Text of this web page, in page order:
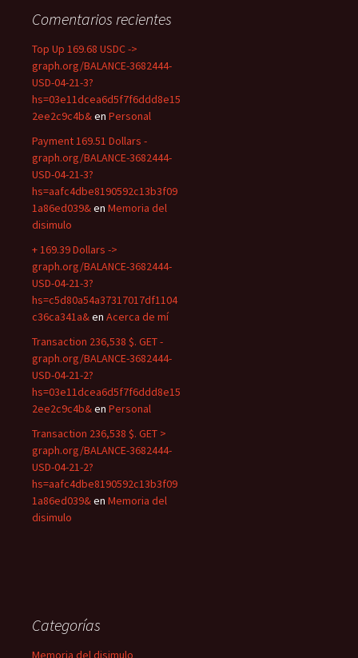
Comentarios recientes
Top Up 169.68 USDC ->
graph.org/BALANCE-3682444-
USD-04-21-3?
hs=03e11dcea6d5f7f6ddd8e15
2ee2c9c4b&en Personal
Payment 169.51 Dollars -
graph.org/BALANCE-3682444-
USD-04-21-3?
hs=aafc4dbe8190592c13b3f09
1a86ed039&en Memoria del
disimulo
+ 169.39 Dollars ->
graph.org/BALANCE-3682444-
USD-04-21-3?
hs=c5d80a54a37317017df1104
c36ca341a&en Acerca de mí
Transaction 236,538 $. GET -
graph.org/BALANCE-3682444-
USD-04-21-2?
hs=03e11dcea6d5f7f6ddd8e15
2ee2c9c4b&en Personal
Transaction 236,538 $. GET >
graph.org/BALANCE-3682444-
USD-04-21-2?
hs=aafc4dbe8190592c13b3f09
1a86ed039&en Memoria del
disimulo
Categorías
Memoria del disimulo